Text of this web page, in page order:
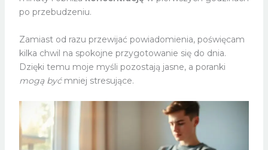
po przebudzeniu.
Zamiast od razu przewijać powiadomienia, poświęcam
kilka chwil na spokojne przygotowanie się do dnia.
Dzięki temu moje myśli pozostają jasne, a poranki
mogą byćmniej stresujące.